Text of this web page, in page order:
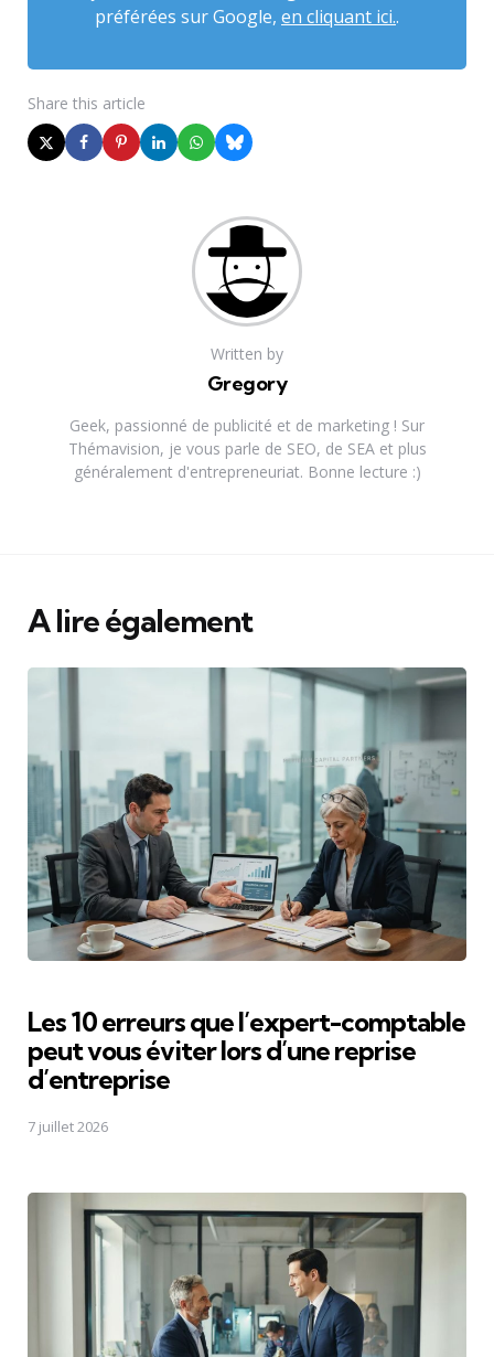
préférées sur Google, en cliquant ici..
Share this article
Written by
Gregory
Geek, passionné de publicité et de marketing ! Sur
Thémavision, je vous parle de SEO, de SEA et plus
généralement d'entrepreneuriat. Bonne lecture :)
A lire également
Les 10 erreurs que l’expert-comptable
peut vous éviter lors d’une reprise
d’entreprise
7 juillet 2026